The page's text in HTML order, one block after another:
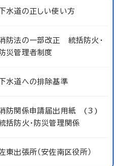
下水道の正しい使い方
防法の一部改正 統括防火・
防災管理者制度
下水道への排除基準
防関係申請届出用紙 (3)
括防火・防災管理関係
東出張所（安佐南区役所）